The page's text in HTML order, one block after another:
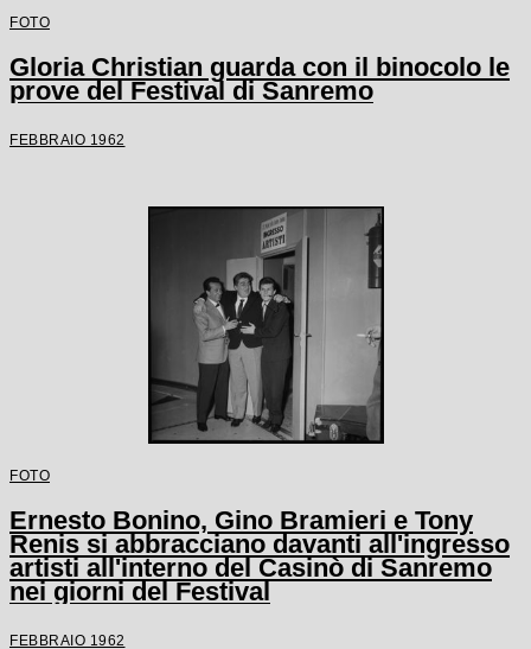
FOTO
Gloria Christian guarda con il binocolo le
prove del Festival di Sanremo
FEBBRAIO 1962
FOTO
Ernesto Bonino, Gino Bramieri e Tony
Renis si abbracciano davanti all'ingresso
artisti all'interno del Casinò di Sanremo
nei giorni del Festival
FEBBRAIO 1962